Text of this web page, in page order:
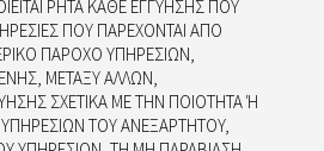
ΡΗΤΑ ΚΑΘΕ ΕΓΓΥΗΣΗΣ ΠΟΥ
ΠΟΥ ΠΑΡΕΧΟΝΤΑΙ ΑΠΟ
ΠΑΡΟΧΟ ΥΠΗΡΕΣΙΩΝ,
ΜΕΤΑΞΥ ΑΛΛΩΝ,
ΣΧΕΤΙΚΑ ΜΕ ΤΗΝ ΠΟΙΟΤΗΤΑ Ή
ΥΠΗΡΕΣΙΩΝ ΤΟΥ ΑΝΕΞΑΡΤΗΤΟΥ,